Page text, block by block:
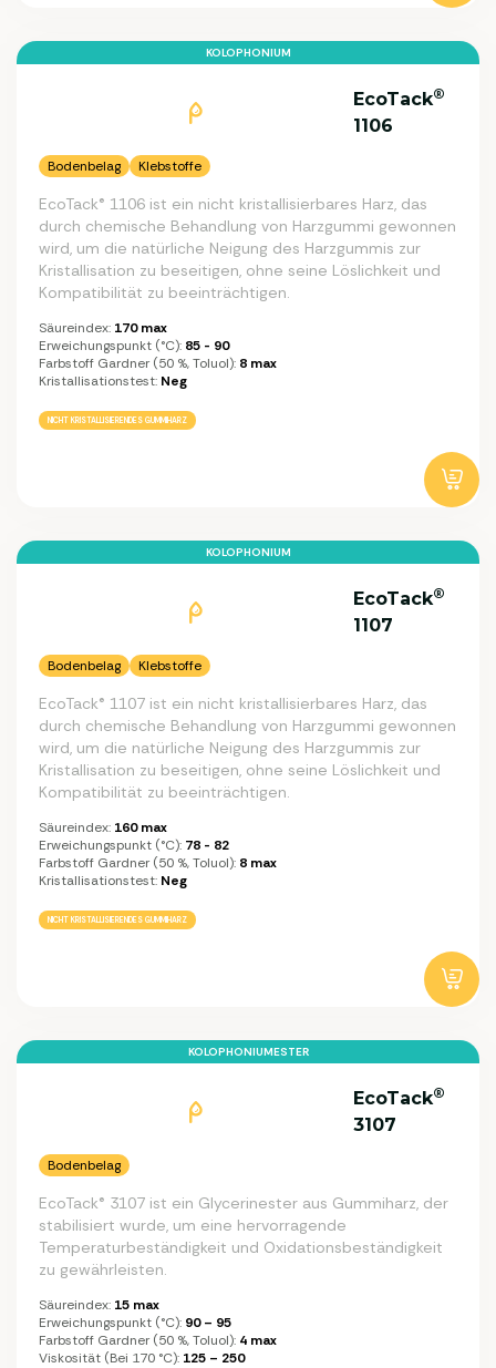
KOLOPHONIUM
EcoTack®
1106
Bodenbelag Klebstoffe
EcoTack® 1106 ist ein nicht kristallisierbares Harz, das
durch chemische Behandlung von Harzgummi gewonnen
wird, um die natürliche Neigung des Harzgummis zur
Kristallisation zu beseitigen, ohne seine Löslichkeit und
Kompatibilität zu beeinträchtigen.
Säureindex: 170 max
Erweichungspunkt (°C): 85 - 90
Farbstoff Gardner (50 %, Toluol): 8 max
Kristallisationstest: Neg
NICHT KRISTALLISIERENDES GUMMIHARZ
KOLOPHONIUM
EcoTack®
1107
Bodenbelag Klebstoffe
EcoTack® 1107 ist ein nicht kristallisierbares Harz, das
durch chemische Behandlung von Harzgummi gewonnen
wird, um die natürliche Neigung des Harzgummis zur
Kristallisation zu beseitigen, ohne seine Löslichkeit und
Kompatibilität zu beeinträchtigen.
Säureindex: 160 max
Erweichungspunkt (°C): 78 - 82
Farbstoff Gardner (50 %, Toluol): 8 max
Kristallisationstest: Neg
NICHT KRISTALLISIERENDES GUMMIHARZ
KOLOPHONIUMESTER
EcoTack®
3107
Bodenbelag
EcoTack® 3107 ist ein Glycerinester aus Gummiharz, der
stabilisiert wurde, um eine hervorragende
Temperaturbeständigkeit und Oxidationsbeständigkeit
zu gewährleisten.
Säureindex: 15 max
Erweichungspunkt (°C): 90 – 95
Farbstoff Gardner (50 %, Toluol): 4 max
Viskosität (bei 170 °C): 125 – 250